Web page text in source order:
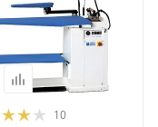
10